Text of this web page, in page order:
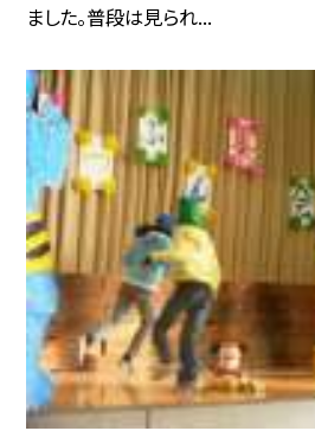
ました。普段は見られ...